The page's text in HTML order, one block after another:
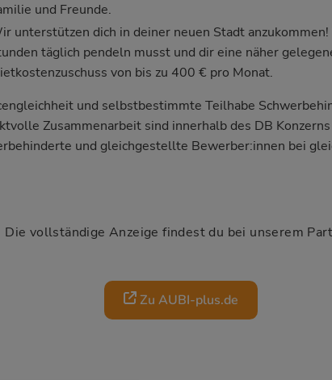
und Freunde.
unterstützen dich in deiner neuen Stadt
täglich pendeln musst und dir eine näher
von bis zu 400 € pro Monat.
und selbstbestimmte Teilhabe
Zusammenarbeit sind innerhalb des DB
und gleichgestellte Bewerber:innen bei
Die vollständige Anzeige findest du bei unserem
Zu AUBI-plus.de